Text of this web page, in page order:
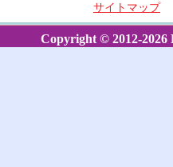
サイトマップ
Copyright © 2012-2026